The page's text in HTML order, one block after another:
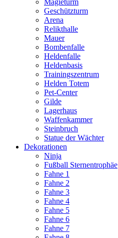
Magieturm
Geschützturm
Arena
Relikthalle
Mauer
Bombenfalle
Heldenfalle
Heldenbasis
Trainingszentrum
Helden Totem
Pet-Center
Gilde
Lagerhaus
Waffenkammer
Steinbruch
Statue der Wächter
Dekorationen
Ninja
Fußball Sternentrophäe
Fahne 1
Fahne 2
Fahne 3
Fahne 4
Fahne 5
Fahne 6
Fahne 7